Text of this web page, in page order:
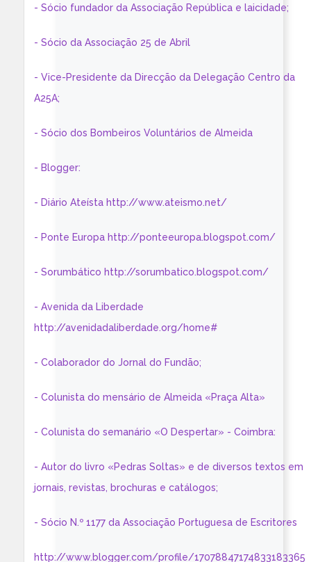
- Sócio fundador da Associação República e laicidade;
- Sócio da Associação 25 de Abril
- Vice-Presidente da Direcção da Delegação Centro da
A25A;
- Sócio dos Bombeiros Voluntários de Almeida
- Blogger:
- Diário Ateísta http://www.ateismo.net/
- Ponte Europa http://ponteeuropa.blogspot.com/
- Sorumbático http://sorumbatico.blogspot.com/
- Avenida da Liberdade
http://avenidadaliberdade.org/home#
- Colaborador do Jornal do Fundão;
- Colunista do mensário de Almeida «Praça Alta»
- Colunista do semanário «O Despertar» - Coimbra:
- Autor do livro «Pedras Soltas» e de diversos textos em
jornais, revistas, brochuras e catálogos;
- Sócio N.º 1177 da Associação Portuguesa de Escritores
http://www.blogger.com/profile/17078847174833183365